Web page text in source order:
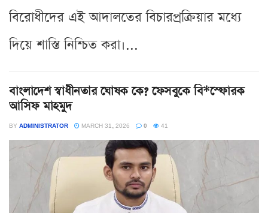
বিরোধীদের এই আদালতের বিচারপ্রক্রিয়ার মধ্যে
দিয়ে শাস্তি নিশ্চিত করা।...
বাংলাদেশ স্বাধীনতার ঘোষক কে? ফেসবুকে বি*স্ফোরক
আসিফ মাহমুদ
BY ADMINISTRATOR MARCH 31, 2026 0 41